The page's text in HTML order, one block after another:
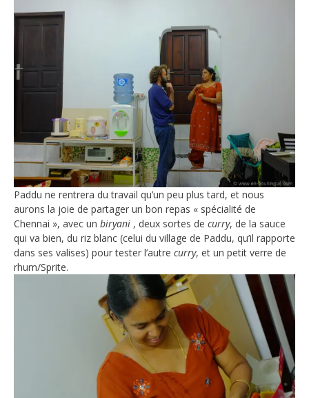
Paddu ne rentrera du travail qu’un peu plus tard, et nous
aurons la joie de partager un bon repas « spécialité de
Chennai », avec un biryani , deux sortes de curry, de la sauce
qui va bien, du riz blanc (celui du village de Paddu, qu’il rapporte
dans ses valises) pour tester l’autre curry, et un petit verre de
rhum/Sprite.